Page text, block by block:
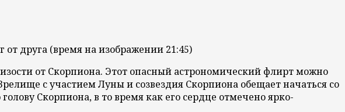
от друга (время на изображении 21:45)
от Скорпиона. Этот опасный астрономический флирт можно
с участием Луны и созвездия Скорпиона обещает начаться со
Скорпиона, в то время как его сердце отмечено ярко-